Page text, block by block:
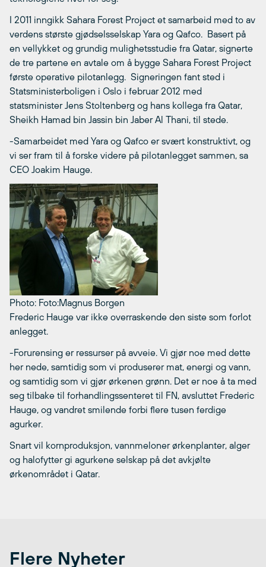
I 2011 inngikk Sahara Forest Project et samarbeid med to av
verdens største gjødselsselskap Yara og Qafco. Basert på
en vellykket og grundig mulighetsstudie fra Qatar, signerte
de tre partene en avtale om å bygge Sahara Forest Project
første operative pilotanlegg. Signeringen fant sted i
Statsministerboligen i Oslo i februar 2012 med
statsminister Jens Stoltenberg og hans kollega fra Qatar,
Sheikh Hamad bin Jassin bin Jaber Al Thani, til stede.
-Samarbeidet med Yara og Qafco er svært konstruktivt, og
vi ser fram til å forske videre på pilotanlegget sammen, sa
CEO Joakim Hauge.
Photo: Foto:Magnus Borgen
Frederic Hauge var ikke overraskende den siste som forlot
anlegget.
-Forurensing er ressurser på avveie. Vi gjør noe med dette
her nede, samtidig som vi produserer mat, energi og vann,
og samtidig som vi gjør ørkenen grønn. Det er noe å ta med
seg tilbake til forhandlingssenteret til FN, avsluttet Frederic
Hauge, og vandret smilende forbi flere tusen ferdige
agurker.
Snart vil kornproduksjon, vannmeloner ørkenplanter, alger
og halofytter gi agurkene selskap på det avkjølte
ørkenområdet i Qatar.
Flere Nyheter